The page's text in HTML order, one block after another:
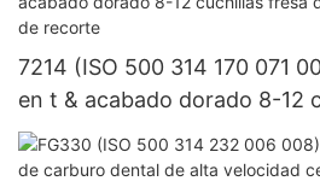
7214 (ISO 500 314 170 071
en t & acabado dorado 8-12
carburo dental fresa de